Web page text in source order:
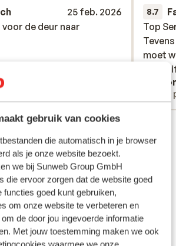
gebruik van cookies
die automatisch in je browser
als je onze website bezoekt.
we bij Sunweb Group GmbH
die ervoor zorgen dat de website goed
functies goed kunt gebruiken,
om onze website te verbeteren en
de door jou ingevoerde informatie
Met jouw toestemming maken we ook
25 feb. 2026
de deur naar
de deur naar
8.7
Top
moet
de (2)
Top
moet
de (2)
alle 15 ervaringen
Bekijk op kaart